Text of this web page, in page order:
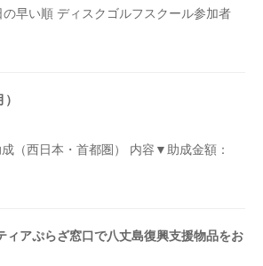
早い順 ディスクゴルフスクール参加者
（西日本・首都圏） 内容▼助成金額：
ィアぷらざ窓口で八丈島復興支援物品をお